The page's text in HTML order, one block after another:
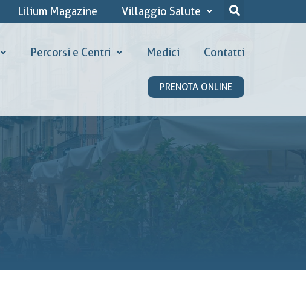
Lilium Magazine Villaggio Salute
Percorsi e Centri Medici Contatti
PRENOTA ONLINE